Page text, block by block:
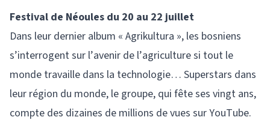
Festival de Néoules du 20 au 22 juillet
Dans leur dernier album « Agrikultura », les bosniens
s’interrogent sur l’avenir de l’agriculture si tout le
monde travaille dans la technologie… Superstars dans
leur région du monde, le groupe, qui fête ses vingt ans,
compte des dizaines de millions de vues sur YouTube.